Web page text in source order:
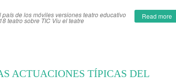
Read more
país de los móviles versionesteatro educativo
teatro sobre TIC Viu el teatre
ACTUACIONES TÍPICAS DEL